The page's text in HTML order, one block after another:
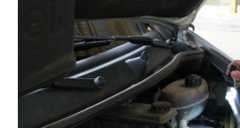
НОВИНИ ЗАХІДНОЇ УКРАЇНИ
ФОТО